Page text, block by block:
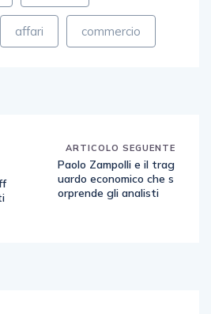
affari commercio
ARTICOLO SEGUENTE
Paolo Zampolli e il trag
uardo economico che s
orprende gli analisti